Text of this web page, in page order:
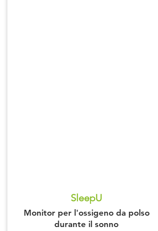
SleepU
Monitor per l'ossigeno da polso
durante il sonno